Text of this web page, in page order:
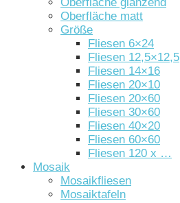
Oberfläche matt
Größe
Fliesen 6×24
Fliesen 12,5×12,5
Fliesen 14×16
Fliesen 20×10
Fliesen 20×60
Fliesen 30×60
Fliesen 40×20
Fliesen 60×60
Fliesen 120 x …
Mosaik
Mosaikfliesen
Mosaiktafeln